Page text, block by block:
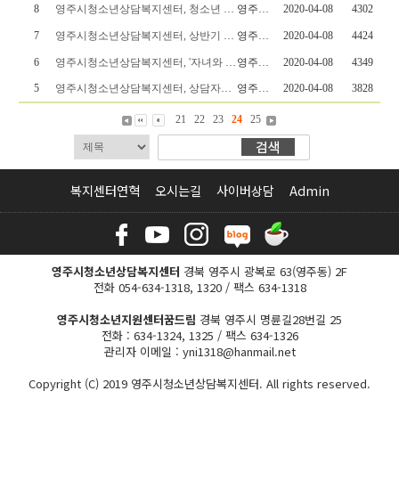
8 영주시청소년상담복지센터, 청소년 아웃리치-현장상담 펼쳐 영주시청소년상담복지센터 2020-04-08 4302
7 영주시청소년상담복지센터, 상반기 1388청소년지원단 회의 개최 영주시청소년상담복지센터 2020-04-08 4424
6 영주시청소년상담복지센터, '자녀와 함께 성장하는 부모교육' 영주시청소년상담복지센터 2020-04-08 4349
5 영주시청소년상담복지센터, 상담자원봉사자 멘토와 청소년 멘티 결연식 영주시청소년상담복지센터 2020-04-08 3828
21 22 23 24 25
복지센터연혁 오시는길 사이버상담 Admin
영주시청소년상담복지센터 경북 영주시 광복로 63(영주동) 2F
전화 054-634-1318, 1320 / 팩스 634-1318
영주시청소년지원센터꿈드림 경북 영주시 명륜길28번길 25
전화 : 634-1324, 1325 / 팩스 634-1326
관리자 이메일 : yni1318@hanmail.net
Copyright (C) 2019 영주시청소년상담복지센터. All rights reserved.